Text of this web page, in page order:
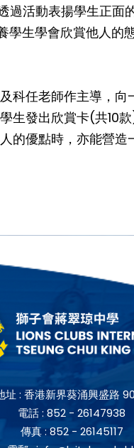
動表揚學生正面的
生學會欣賞他人的態
科任老師作主導，向
生發出欣賞卡(共10
的優點時，亦能營造
址 : 香港新界葵涌興盛路
電話 : 852 - 26147938
傳真 :852 - 26145117